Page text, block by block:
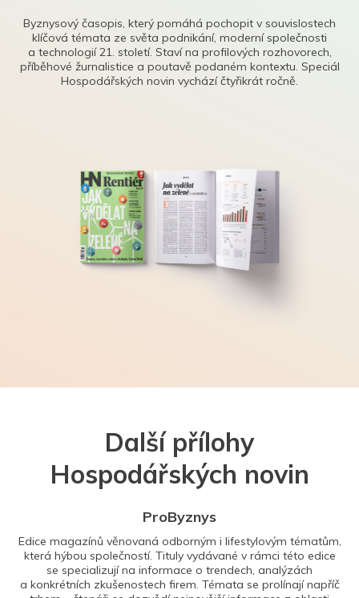
Byznysový časopis, který pomáhá pochopit v souvislostech
klíčová témata ze světa podnikání, moderní společnosti
a technologií 21. století. Staví na profilových rozhovorech,
příběhové žurnalistice a poutavě podaném kontextu. Speciál
Hospodářských novin vychází čtyřikrát ročně.
Další přílohy
Hospodářských novin
ProByznys
Edice magazínů věnovaná odborným i lifestylovým tématům,
která hýbou společností. Tituly vydávané v rámci této edice
se specializují na informace o trendech, analýzách
a konkrétních zkušenostech firem. Témata se prolínají napříč